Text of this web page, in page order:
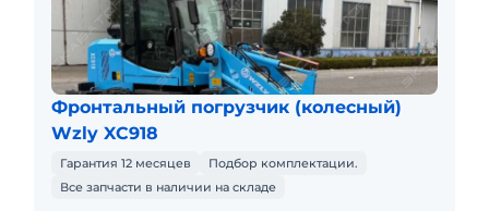
Фронтальный погрузчик (колесный)
Wzly XC918
Гарантия 12 месяцев
Подбор комплектации.
Все запчасти в наличии на складе